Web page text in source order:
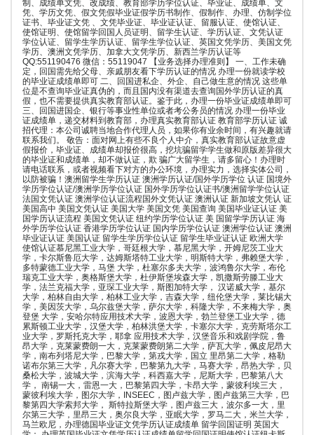
制、成绩单文凭、改成绩、教育部学历学位认证、毕业证、成绩单、文
凭、学历文凭、假文凭假毕业证假学历书制作、假制作、办理、仿制学位
证书、毕业证文凭 、文凭毕业证、毕业证认证、留服认证、使馆认证、
使馆证明、使馆留学回国人员证明、留学生认证、学历认证、文凭认证
学位认证、留学生学历认证、留学生学位认证、英国文凭学历、美国文凭
学历、澳洲文凭学历、加拿大文凭学历、新西兰学历认证等
QQ:551190476 微信：55119047 【业务选择办理准则】 一、工作未确
定，回国需先给父母、亲戚朋友看下学历认证的情况 办理一份就读学校
的毕业证成绩单即可 二、回国进私企、外企、自己做生意的情况 这些单
位是不查询毕业证真伪的，而且国内没有渠道去查询国外学历认证的真
假，也不需要提供真实教育部认证。鉴于此，办理一份毕业证成绩单即可
三、回国进国企、银行等事业性单位或者考公务员的情况 办理一份毕业
证成绩单，递交材料到教育部，办理真实教育部认证 教育部学历认证 诚
招代理：本公司诚聘当地合作代理人员，如果你有业余时间，有兴趣就请
联系我们。 敬告：面对网上有些不良个人中介，真实教育部认证故意虚
假报价，毕业证、成绩单却报价很高，挖坑骗留学学生做和原版差异很大
的毕业证和成绩单，却不做认证，欺 骗广大留学生，请多留心！办理时
请电话联系，或者视频看下对方的办公环境，办理实力，选择实体公司，
以防被骗！澳洲留学生学历认证 澳洲学历认证/国外学历学位 认证 国境外
学历学位认证/澳洲学历学位认证 国外学历学位认证书/澳洲留学学位认证
法国文凭认证 澳洲学位认证流程国外文凭认证 澳洲认证 新加坡文凭认 证
美国高中 美国文凭认证 美国大学 美国文凭 美国查询 美国毕业证认证 美
国学历认证流程 美国文凭认证 纽约学历学位认证 美 国留学学历认证 海
外学历学位认证 香港学历学位认证 国内学历学位认证 澳洲学位认证 澳洲
毕业证认证 美国认证 留学生学历学位认证 留学生毕业证认证 欧洲大学
使馆认证慕尼黑工业大学，哥廷根大学，慕尼黑大学，开姆尼茨工业大
学，卡尔斯鲁厄大学，达姆斯塔特工业大学，明斯特大学，弗赖堡大学，
多特蒙德工业大学，马堡 大学，杜塞尔多夫大学，波鸿鲁尔大学，布伦
瑞克工业大学，奥格斯堡大学，杜伊斯堡埃森大学，凯撒斯劳滕工业大
学，法兰克福大学，亚琛工业大学，斯图加特大学， 汉诺威大学，基尔
大学，柏林自由大学，柏林工业大学，吉森大学，纽伦堡大学，莱比锡大
学，美因茨大学，乌尔兹堡大学，萨尔大学，科隆大学，不来梅大学，奥
登堡 大学，安哈尔特应用技术大学，波恩大学，勃兰登堡工业大学，德
累斯顿工业大学，汉堡大学，柏林洪堡大学，卡塞尔大学，克劳斯塔尔工
业大学，罗斯托克大学，耶拿 应用技术大学，汉堡音乐和戏剧学院，鲁
昂大学，克莱蒙费朗一大，克莱蒙费朗第二大学，萨瓦大学，佩皮尼昂大
学，南布列塔尼大学，巴黎大学，第戎大学，国立 里昂第二大学，格勒
诺布尔第三大学，凡尔赛大学，巴黎第九大学，马赛大学，昂热大学，贝
桑松大学，波城大学，滨海大学，科西嘉大学，尼斯大学，巴黎第八大
学， 南锡一大，雷恩一大，巴黎第四大学，卡昂大学，蒙彼利埃三大，
蒙彼利埃大学，图尔大学，INSEEC，图卢兹大学，图卢兹第三大学，巴
黎第四大学索邦大学， 斯特拉斯堡大学，图卢兹三大，波尔多一大，里
尔第三大学，里昂三大，奥尔良大学，亚眠大学，罗马二大，米兰大学，
马兰欧尼，办理德国毕业证文凭学历认证成绩单 留学回国证明 英国大